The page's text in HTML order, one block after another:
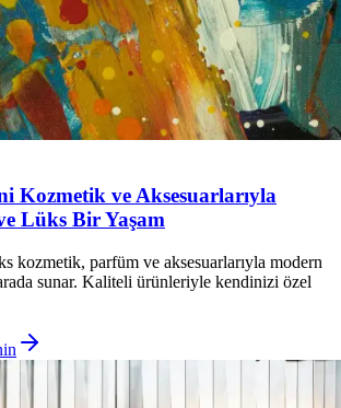
Kozmetik ve Aksesuarlarıyla
Lüks Bir Yaşam
kozmetik, parfüm ve aksesuarlarıyla modern
sunar. Kaliteli ürünleriyle kendinizi özel